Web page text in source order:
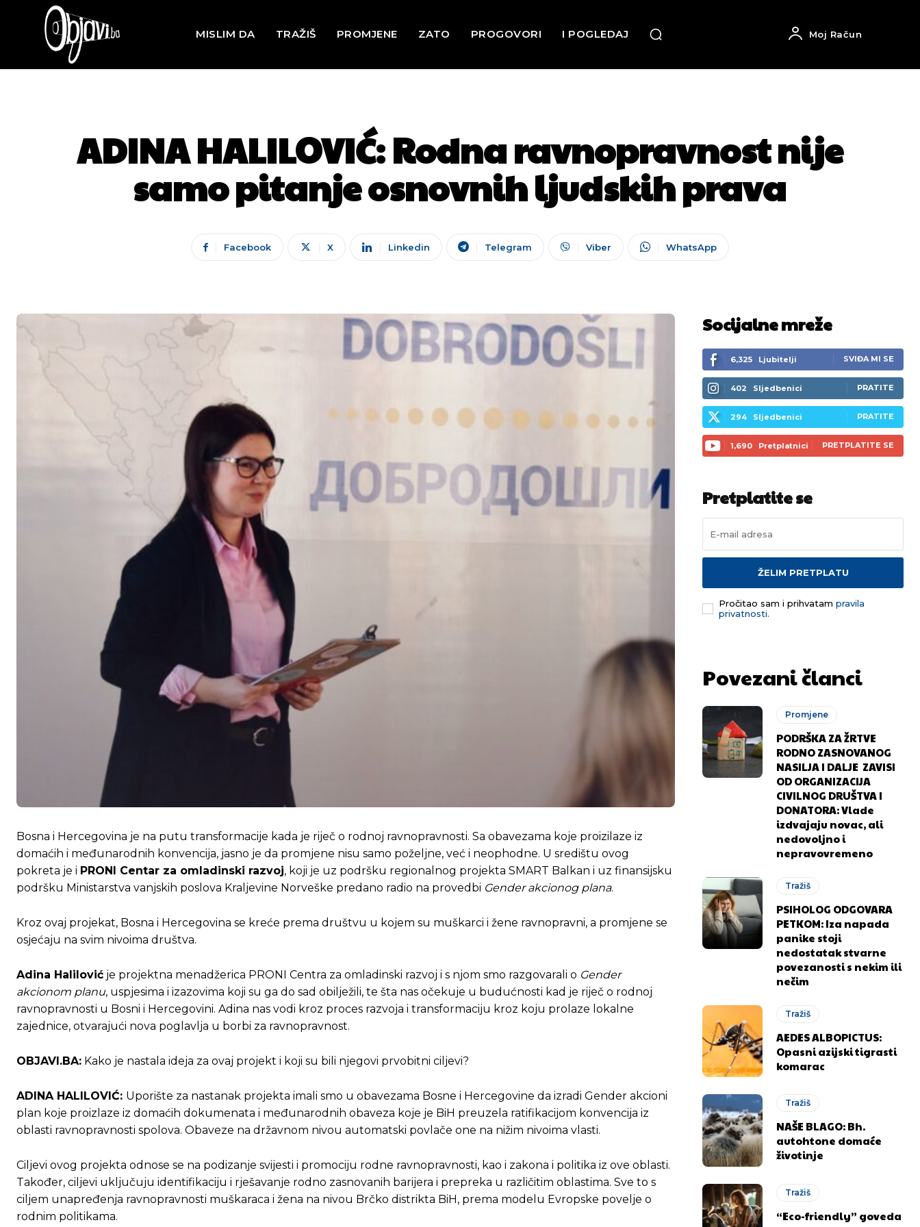
MISLIM DA TRAŽIŠ PROMJENE ZATO PROGOVORI I POGLEDAJ Moj Račun
ADINA HALILOVIĆ: Rodna ravnopravnost nije
samo pitanje osnovnih ljudskih prava
Facebook X Linkedin Telegram Viber WhatsApp
Bosna i Hercegovina je na putu transformacije kada je riječ o rodnoj ravnopravnosti. Sa obavezama koje proizilaze iz
domaćih i međunarodnih konvencija, jasno je da promjene nisu samo poželjne, već i neophodne. U središtu ovog
pokreta je i PRONI Centar za omladinski razvoj, koji je uz podršku regionalnog projekta SMART Balkan i uz finansijsku
podršku Ministarstva vanjskih poslova Kraljevine Norveške predano radio na provedbi Gender akcionog plana.
Kroz ovaj projekat, Bosna i Hercegovina se kreće prema društvu u kojem su muškarci i žene ravnopravni, a promjene se
osjećaju na svim nivoima društva.
Adina Halilović je projektna menadžerica PRONI Centra za omladinski razvoj i s njom smo razgovarali o Gender
akcionom planu, uspjesima i izazovima koji su ga do sad obilježili, te šta nas očekuje u budućnosti kad je riječ o rodnoj
ravnopravnosti u Bosni i Hercegovini. Adina nas vodi kroz proces razvoja i transformaciju kroz koju prolaze lokalne
zajednice, otvarajući nova poglavlja u borbi za ravnopravnost.
OBJAVI.BA: Kako je nastala ideja za ovaj projekt i koji su bili njegovi prvobitni ciljevi?
ADINA HALILOVIĆ: Uporište za nastanak projekta imali smo u obavezama Bosne i Hercegovine da izradi Gender akcioni
plan koje proizlaze iz domaćih dokumenata i međunarodnih obaveza koje je BiH preuzela ratifikacijom konvencija iz
oblasti ravnopravnosti spolova. Obaveze na državnom nivou automatski povlače one na nižim nivoima vlasti.
Ciljevi ovog projekta odnose se na podizanje svijesti i promociju rodne ravnopravnosti, kao i zakona i politika iz ove oblasti.
Također, ciljevi uključuju identifikaciju i rješavanje rodno zasnovanih barijera i prepreka u različitim oblastima. Sve to s
ciljem unapređenja ravnopravnosti muškaraca i žena na nivou Brčko distrikta BiH, prema modelu Evropske povelje o
rodnim politikama.
Socijalne mreže
6,325 Ljubitelji SVIĐA MI SE
402 Sljedbenici PRATITE
294 Sljedbenici PRATITE
1,690 Pretplatnici PRETPLATITE SE
Pretplatite se
ŽELIM PRETPLATU
Pročitao sam i prihvatam pravila
privatnosti.
Povezani članci
Promjene
PODRŠKA ZA ŽRTVE
RODNO ZASNOVANOG
NASILJA I DALJE ZAVISI
OD ORGANIZACIJA
CIVILNOG DRUŠTVA I
DONATORA: Vlade
izdvajaju novac, ali
nedovoljno i
nepravovremeno
Tražiš
PSIHOLOG ODGOVARA
PETKOM: Iza napada
panike stoji
nedostatak stvarne
povezanosti s nekim ili
nečim
Tražiš
AEDES ALBOPICTUS:
Opasni azijski tigrasti
komarac
Tražiš
NAŠE BLAGO: Bh.
autohtone domaće
životinje
Tražiš
“Eco-friendly” goveda